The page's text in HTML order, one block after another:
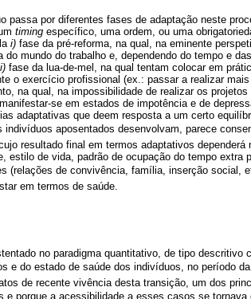
passa por diferentes fases de adaptação neste
timing específico, uma ordem, ou uma
i) fase da pré-reforma, na qual, na eminente
mundo do trabalho e, dependendo do tempo e
fase da lua-de-mel, na qual tentam colocar em
o exercício profissional (ex.: passar a realizar
na qual, na impossibilidade de realizar os
se em estados de impotência e de
adaptativas que deem resposta a um certo
aposentados desenvolvam, parece
resultado final em termos adaptativos dependerá
estilo de vida, padrão de ocupação do tempo extra
(relações de convivência, família, inserção social,
em termos de saúde.
no paradigma quantitativo, de tipo descritivo
do estado de saúde dos indivíduos, no período da
de recente vivência desta transição, um dos
e porque a acessibilidade a esses casos se